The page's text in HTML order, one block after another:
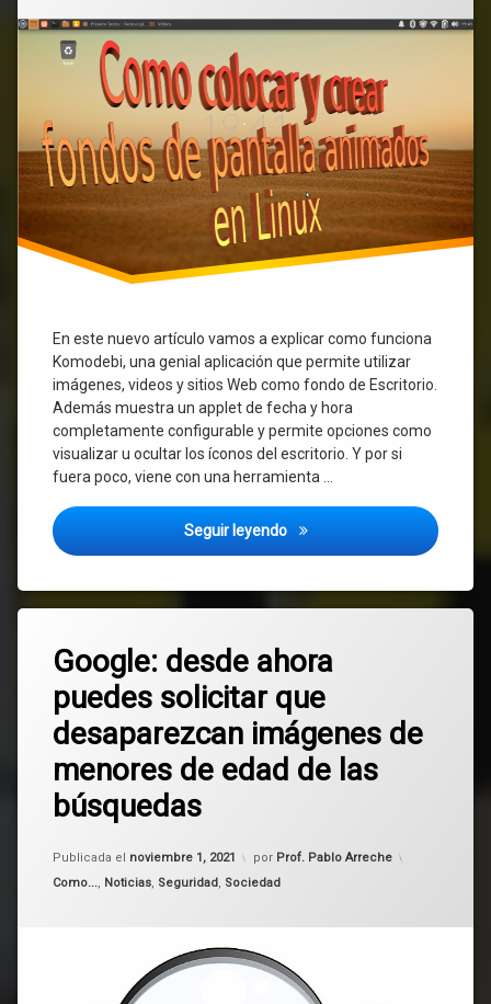
En este nuevo artículo vamos a explicar como funciona
Komodebi, una genial aplicación que permite utilizar
imágenes, videos y sitios Web como fondo de Escritorio.
Además muestra un applet de fecha y hora
completamente configurable y permite opciones como
visualizar u ocultar los íconos del escritorio. Y por si
fuera poco, viene con una herramienta …
Seguir leyendo Como colocar fondos de
videos
en
Linux
Google: desde ahora
puedes solicitar que
desaparezcan imágenes de
menores de edad de las
búsquedas
Publicada el noviembre 1, 2021
Actualizado el noviembre 1, 2021
por Prof. Pablo Arreche
Categorías:
Como..., Noticias, Seguridad, Sociedad
adolescentes
borrar
Google
imágenes
niños
un
comentario
en
Google:
desde
ahora
puedes
solicitar
que
desaparezcan
menores